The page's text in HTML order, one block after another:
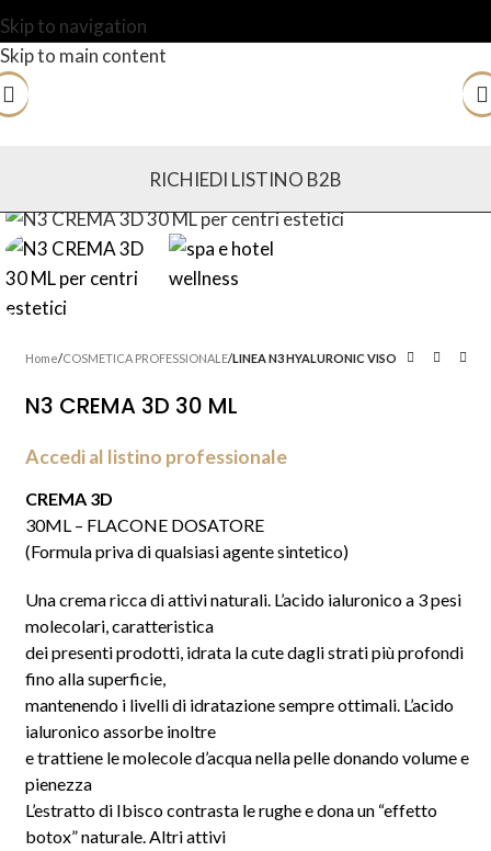
Skip to navigation
Skip to main content
RICHIEDI LISTINO B2B
Home COSMETICA PROFESSIONALE LINEA N3 HYALURONIC VISO
N3 CREMA 3D 30 ML
Accedi al listino professionale
CREMA 3D
30ML – FLACONE DOSATORE
(Formula priva di qualsiasi agente sintetico)
Una crema ricca di attivi naturali. L’acido ialuronico a 3 pesi
molecolari, caratteristica
dei presenti prodotti, idrata la cute dagli strati più profondi
fino alla superficie,
mantenendo i livelli di idratazione sempre ottimali. L’acido
ialuronico assorbe inoltre
e trattiene le molecole d’acqua nella pelle donando volume e
pienezza
L’estratto di Ibisco contrasta le rughe e dona un “effetto
botox” naturale. Altri attivi